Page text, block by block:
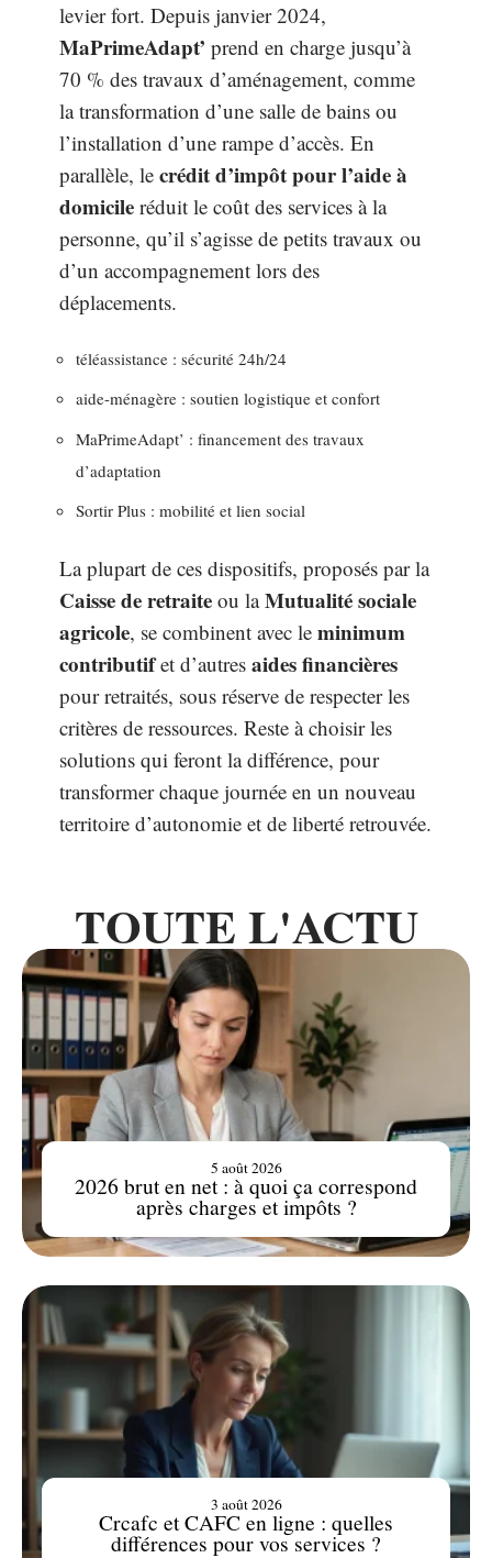
levier fort. Depuis janvier 2024,
MaPrimeAdapt’ prend en charge jusqu’à
70 % des travaux d’aménagement, comme
la transformation d’une salle de bains ou
l’installation d’une rampe d’accès. En
parallèle, le crédit d’impôt pour l’aide à
domicile réduit le coût des services à la
personne, qu’il s’agisse de petits travaux ou
d’un accompagnement lors des
déplacements.
téléassistance : sécurité 24h/24
aide-ménagère : soutien logistique et confort
MaPrimeAdapt’ : financement des travaux
d’adaptation
Sortir Plus : mobilité et lien social
La plupart de ces dispositifs, proposés par la
Caisse de retraite ou laMutualité sociale
agricole, se combinent avec le minimum
contributifet d’autres aides financières
pour retraités, sous réserve de respecter les
critères de ressources. Reste à choisir les
solutions qui feront la différence, pour
transformer chaque journée en un nouveau
territoire d’autonomie et de liberté retrouvée.
TOUTE L'ACTU
2026 brut en net : à quoi ça correspond
après charges et impôts ?
5 août 2026
Crcafc et CAFC en ligne : quelles
différences pour vos services ?
3 août 2026